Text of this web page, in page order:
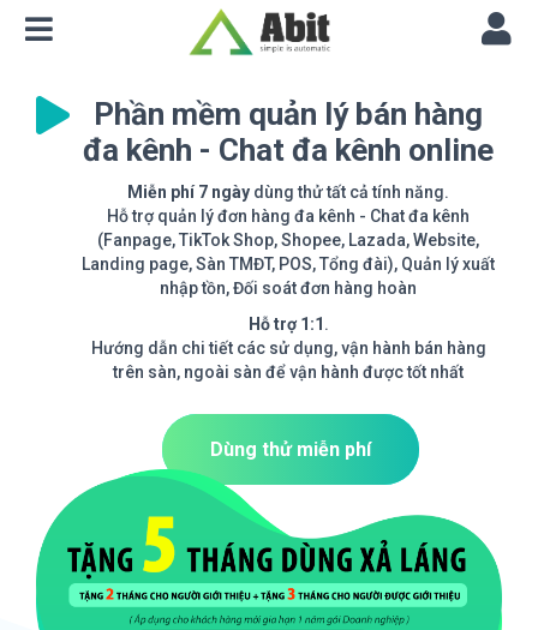
Phần mềm quản lý bán hàng
đa kênh - Chat đa kênh online
Miễn phí 7 ngày dùng thử tất cả tính năng.
Hỗ trợ quản lý đơn hàng đa kênh - Chat đa kênh
(Fanpage, TikTok Shop, Shopee, Lazada, Website,
Landing page, Sàn TMĐT, POS, Tổng đài), Quản lý xuất
nhập tồn, Đối soát đơn hàng hoàn
Hỗ trợ 1:1 .
Hướng dẫn chi tiết các sử dụng, vận hành bán hàng
trên sàn, ngoài sàn để vận hành được tốt nhất
Dùng thử miễn phí